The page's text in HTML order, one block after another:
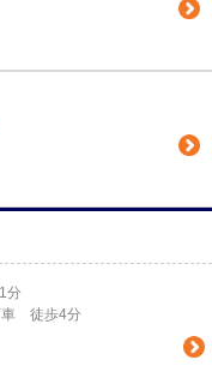
分
車 徒歩4分